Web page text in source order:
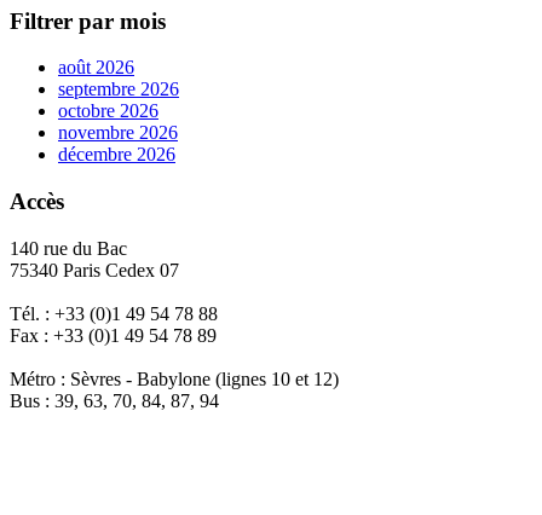
Filtrer par mois
août 2026
septembre 2026
octobre 2026
novembre 2026
décembre 2026
Accès
140 rue du Bac
75340 Paris Cedex 07
Tél. : +33 (0)1 49 54 78 88
Fax : +33 (0)1 49 54 78 89
Métro : Sèvres - Babylone (lignes 10 et 12)
Bus : 39, 63, 70, 84, 87, 94